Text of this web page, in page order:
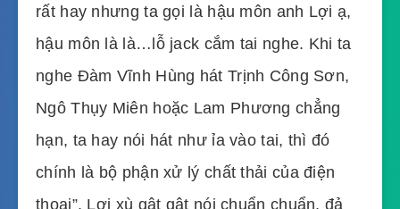
rất hay nhưng ta gọi là hậu môn anh Lợi ạ,
hậu môn là là…lỗ jack cắm tai nghe. Khi ta
nghe Đàm Vĩnh Hùng hát Trịnh Công Sơn,
Ngô Thụy Miên hoặc Lam Phương chẳng
hạn, ta hay nói hát như ỉa vào tai, thì đó
chính là bộ phận xử lý chất thải của điện
thoại”. Lợi xù gật gật nói chuẩn chuẩn, đả